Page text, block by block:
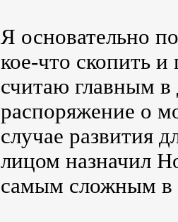
Я основательно
кое-что скопить
считаю главным в
распоряжение о
случае развития
лицом назначил
самым сложным в